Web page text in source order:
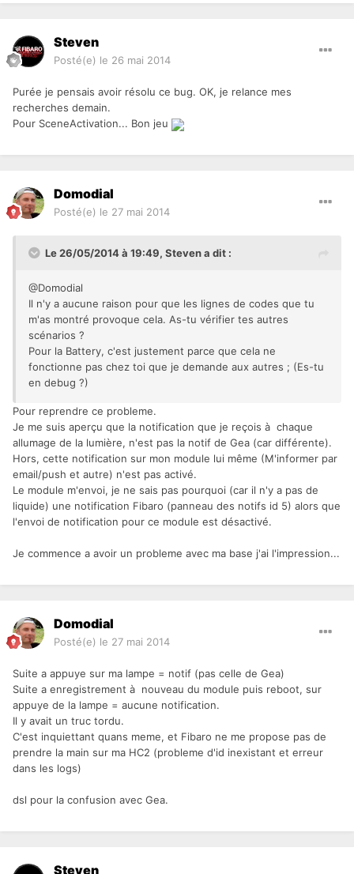
Steven
Posté(e) le 26 mai 2014
Purée je pensais avoir résolu ce bug. OK, je relance mes
recherches demain.
Pour SceneActivation... Bon jeu
Domodial
Posté(e) le 27 mai 2014
Le 26/05/2014 à 19:49, Steven a dit :
@Domodial
Il n'y a aucune raison pour que les lignes de codes que tu
m'as montré provoque cela. As-tu vérifier tes autres
scénarios ?
Pour la Battery, c'est justement parce que cela ne
fonctionne pas chez toi que je demande aux autres ; (Es-tu
en debug ?)
Pour reprendre ce probleme.
Je me suis aperçu que la notification que je reçois à chaque
allumage de la lumière, n'est pas la notif de Gea (car différente).
Hors, cette notification sur mon module lui même (M'informer par
email/push et autre) n'est pas activé.
Le module m'envoi, je ne sais pas pourquoi (car il n'y a pas de
liquide) une notification Fibaro (panneau des notifs id 5) alors que
l'envoi de notification pour ce module est désactivé.
Je commence a avoir un probleme avec ma base j'ai l'impression...
Domodial
Posté(e) le 27 mai 2014
Suite a appuye sur ma lampe = notif (pas celle de Gea)
Suite a enregistrement à nouveau du module puis reboot, sur
appuye de la lampe = aucune notification.
Il y avait un truc tordu.
C'est inquiettant quans meme, et Fibaro ne me propose pas de
prendre la main sur ma HC2 (probleme d'id inexistant et erreur
dans les logs)
dsl pour la confusion avec Gea.
Steven